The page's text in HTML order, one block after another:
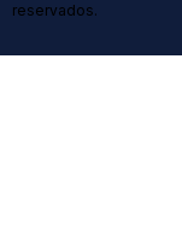
reservados.